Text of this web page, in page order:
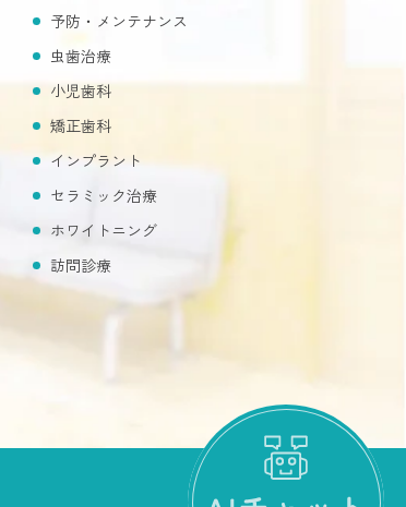
予防・メンテナンス
虫歯治療
小児歯科
矯正歯科
インプラント
セラミック治療
ホワイトニング
訪問診療